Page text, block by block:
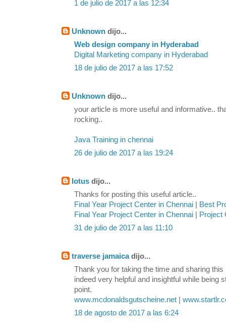
1 de julio de 2017 a las 12:34
Unknown dijo...
Web design company in Hyderabad
Digital Marketing company in Hyderabad
18 de julio de 2017 a las 17:52
Unknown dijo...
your article is more useful and informative..
rocking..
Java Training in chennai
26 de julio de 2017 a las 19:24
lotus dijo...
Thanks for posting this useful article..
Final Year Project Center in Chennai
Best
Final Year Project Center in Chennai
Project
31 de julio de 2017 a las 11:10
traverse jamaicadijo...
Thank you for taking the time and sharing
indeed very helpful and insightful while being
point.
www.mcdonaldsgutscheine.net
18 de agosto de 2017 a las 6:24